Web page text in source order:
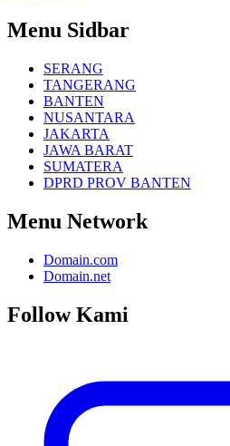
Menu Sidbar
SERANG
TANGERANG
BANTEN
NUSANTARA
JAKARTA
JAWA BARAT
SUMATERA
DPRD PROV BANTEN
Menu Network
Domain.com
Domain.net
Follow Kami